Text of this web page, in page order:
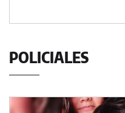
POLICIALES